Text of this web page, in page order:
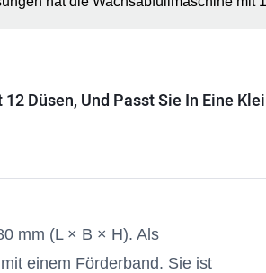
Düsen, Und Passt Sie In Eine
mm (L × B × H). Als
einem Förderband. Sie ist